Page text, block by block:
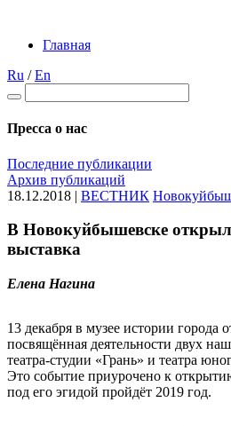
Главная
Ru /En
Пресса о нас
Последние публикации
Архив публикаций
18.12.2018 | ВЕСТНИК
В Новокуйбышевске
выставка
Елена Нагина
13 декабря в музее истории города
посвящённая деятельности двух
театра-студии «Грань» и театра
Это событие приурочено к
под его эгидой пройдёт 2019 год.